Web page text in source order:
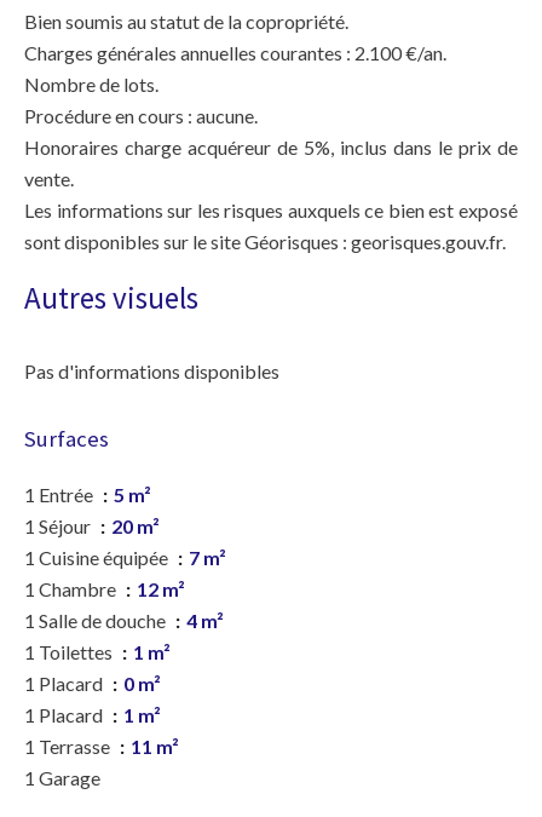
Bien soumis au statut de la copropriété.
Charges générales annuelles courantes : 2.100 €/an.
Nombre de lots.
Procédure en cours : aucune.
Honoraires charge acquéreur de 5%, inclus dans le prix de
vente.
Les informations sur les risques auxquels ce bien est exposé
sont disponibles sur le site Géorisques : georisques.gouv.fr.
Autres visuels
Pas d'informations disponibles
Surfaces
1 Entrée
5 m²
1 Séjour
20 m²
1 Cuisine équipée
7 m²
1 Chambre
12 m²
1 Salle de douche
4 m²
1 Toilettes
1 m²
1 Placard
0 m²
1 Placard
1 m²
1 Terrasse
11 m²
1 Garage